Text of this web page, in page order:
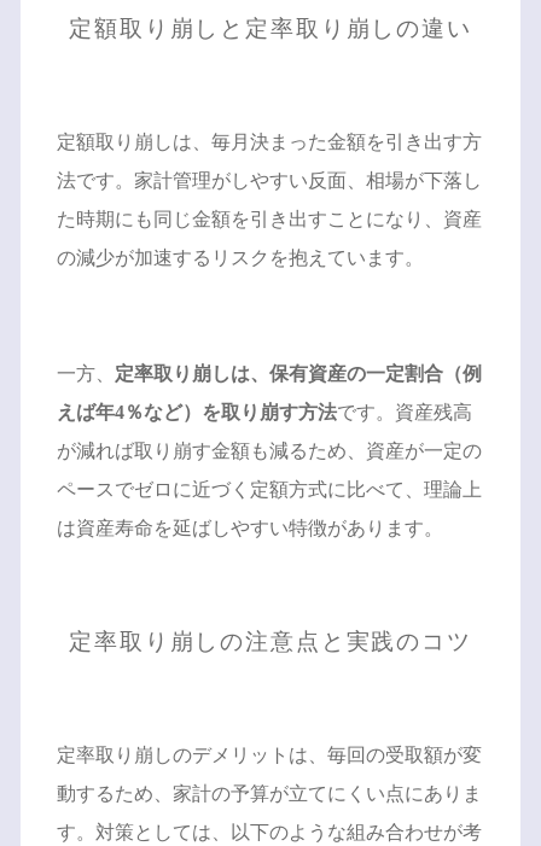
定額取り崩しと定率取り崩しの違い
定額取り崩しは、毎月決まった金額を引き出す方
法です。家計管理がしやすい反面、相場が下落し
た時期にも同じ金額を引き出すことになり、資産
の減少が加速するリスクを抱えています。
一方、 定率取り崩しは、保有資産の一定割合（例
えば年4％など）を取り崩す方法です。資産残高
が減れば取り崩す金額も減るため、資産が一定の
ペースでゼロに近づく定額方式に比べて、理論上
は資産寿命を延ばしやすい特徴があります。
定率取り崩しの注意点と実践のコツ
定率取り崩しのデメリットは、毎回の受取額が変
動するため、家計の予算が立てにくい点にありま
す。対策としては、以下のような組み合わせが考